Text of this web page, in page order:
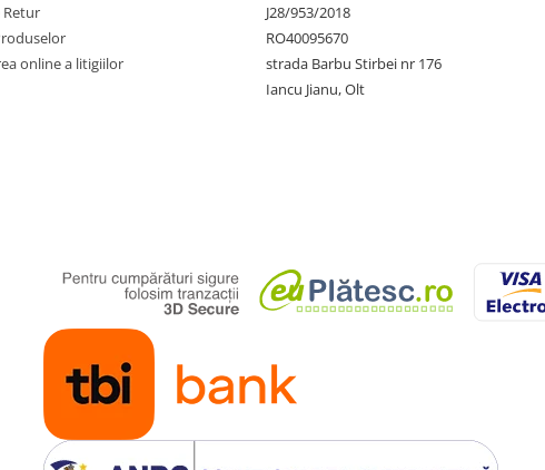
Retur
online a litigiilor
J28/953/2018
RO40095670
strada Barbu Stirbei nr 176
Iancu Jianu, Olt